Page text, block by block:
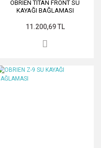
OBRIEN TITAN FRONT SU
KAYAĞI BAĞLAMASI
11.200,69 TL